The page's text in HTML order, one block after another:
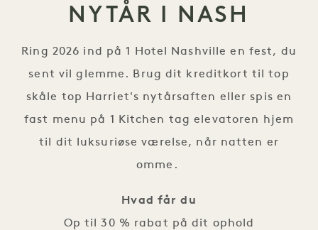
NYTÅR I NASH
Ring 2026 ind på 1 Hotel Nashville en fest, du
sent vil glemme. Brug dit kreditkort til top
skåle top Harriet's nytårsaften eller spis en
fast menu på 1 Kitchen tag elevatoren hjem
til dit luksuriøse værelse, når natten er
omme.
Hvad får du
Op til 30 % rabat på dit ophold